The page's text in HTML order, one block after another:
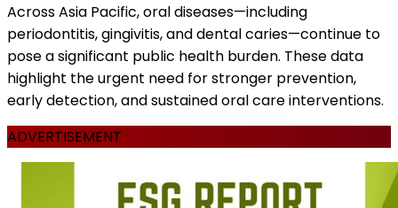
Across Asia Pacific, oral diseases—including
periodontitis, gingivitis, and dental caries—continue to
pose a significant public health burden. These data
highlight the urgent need for stronger prevention,
early detection, and sustained oral care interventions.
ADVERTISEMENT